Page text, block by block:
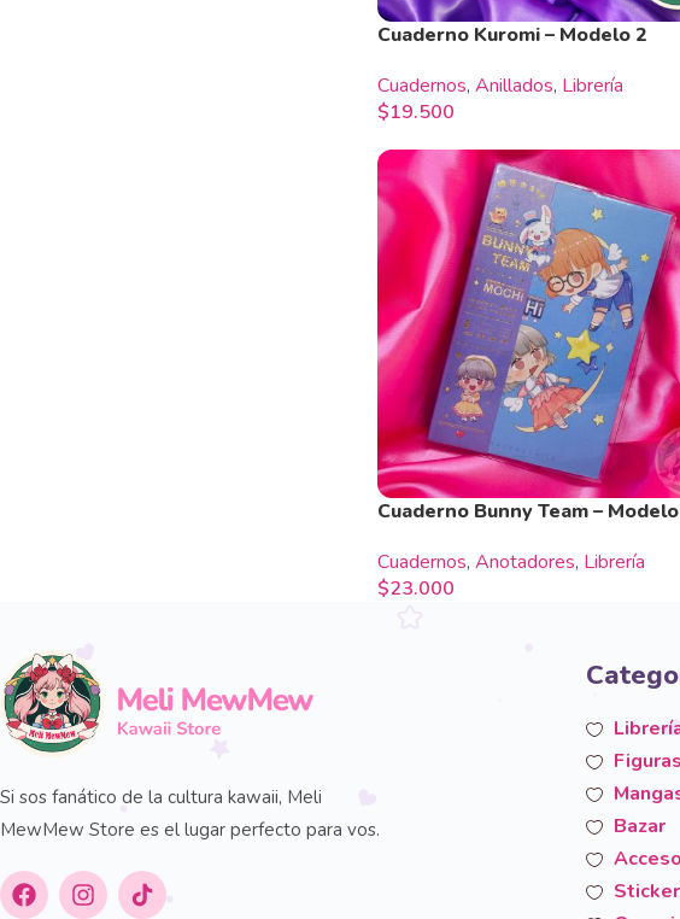
Cuaderno Kuromi – Modelo 2
Cuadernos, Anillados, Librería
$19.500
Cuaderno Bunny Team –
Cuadernos, Anotadores, Librería
$23.000
Si sos fanático de la cultura kawaii, Meli
MewMew Store es el lugar perfecto para vos.
Figuras
Bazar